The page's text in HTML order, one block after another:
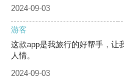
2024-09-03
游客
这款app是我旅行的好帮手，让
人情。
2024-09-03